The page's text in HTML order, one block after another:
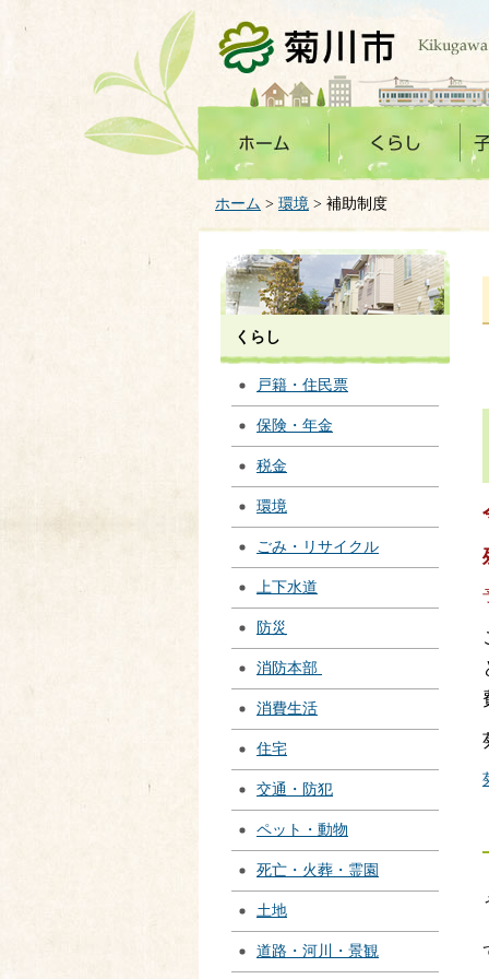
菊川市
ホーム > 環境 > 補助制度
くらし
戸籍・住民票
保険・年金
税金
環境
ごみ・リサイクル
上下水道
防災
消防本部
消費生活
住宅
交通・防犯
ペット・動物
死亡・火葬・霊園
土地
道路・河川・景観